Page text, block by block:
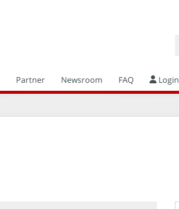
Partner Newsroom FAQ Login